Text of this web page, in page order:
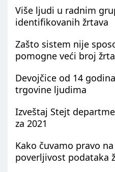
Više ljudi u radnim
identifikovanih žrtava
Zašto sistem nije
pomogne veći broj
Devojčice od 14
trgovine ljudima
Izveštaj Stejt
za 2021
Kako čuvamo pravo
poverljivost podataka